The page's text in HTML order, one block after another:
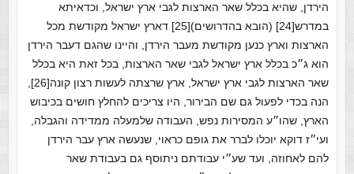
הירדן, שהיא בכלל שאר הארצות לגבי ארץ ישראל, וכדאיתא
במדרש[24] (הובא בהדרושים)[25] דארץ ישראל מקודשת מכל
הארצות וארץ כנען מקודשת מעבר הירדן, והיינו שהגם דעבר הירדן
הוא ג״כ בכלל ארץ ישראל לגבי שאר הארצות, בכל זאת היא בכלל
שאר הארצות לגבי ארץ ישראל, ארץ שרצתה לעשות רצון קונה[26],
הנה בכדי לפעול גם שם הבירור, היו צריכים להחלץ חושים בכיבוש
הארץ, שהו״ע המסירות נפש, העבודה שלמעלה ממדידה והגבלה,
ועי״ז דוקא יוכלו לברר את גופם כראוי, שנעשה ארץ עבר הירדן
להם לאחוזה, ועד שע״י עבודתם ניתוסף גם בעבודת שאר